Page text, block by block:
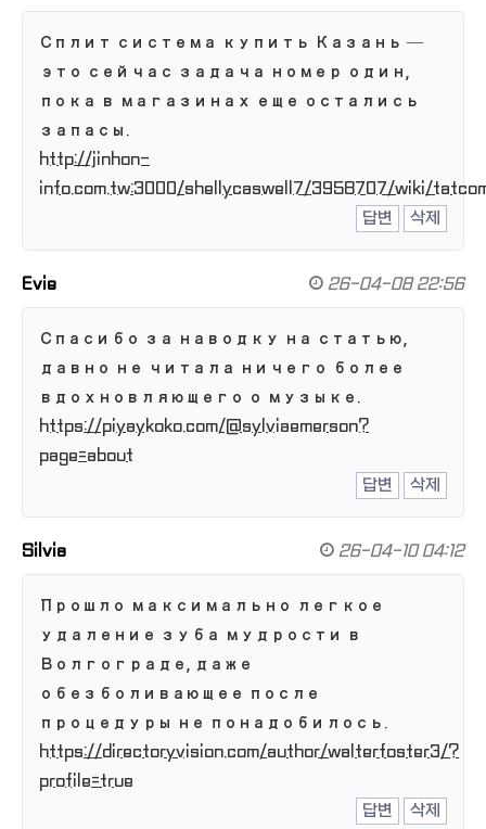
Сплит система купить Казань —
это сейчас задача номер один,
пока в магазинах еще остались
запасы.
http://jinhon-
info.com.tw:3000/shellycaswell7/3958707/wiki/
답변
삭제
Evie 26-04-08 22:56
Спасибо за наводку на статью,
давно не читала ничего более
вдохновляющего о музыке.
https://piyaykoko.com/@sylviaemerson?
page=about
답변
삭제
Silvia 26-04-10 04:12
Прошло максимально легкое
удаление зуба мудрости в
Волгограде, даже
обезболивающее после
процедуры не понадобилось.
https://directoryvision.com/author/walterfoster3/?
profile=true
답변
삭제